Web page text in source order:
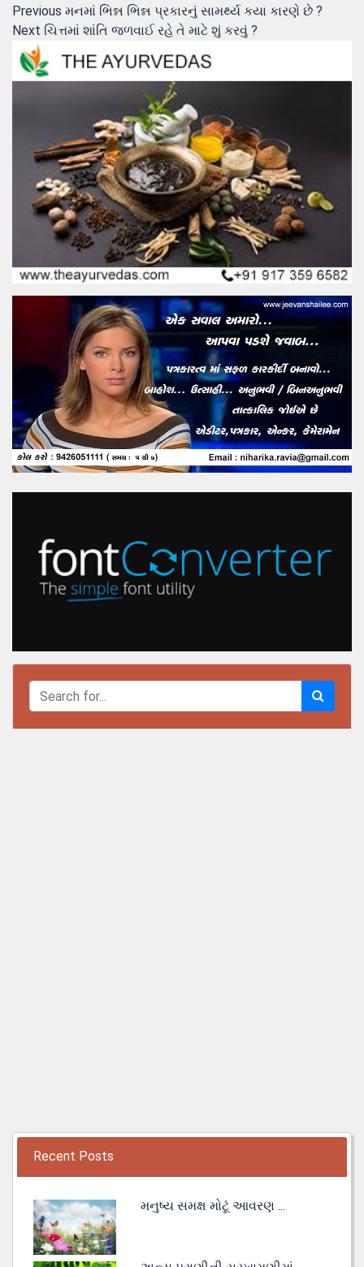
Post
navigation
Previous Previous
post:
મનમાં ભિન્ન ભિન્ન પ્રકારનું સામર્થ્ય કયા કારણે છે ?
Next Next
ચિત્તમાં શાંતિ જળવાઈ રહે તે માટે શું કરવું ?
Recent Posts
મનુષ્ય સમક્ષ મોટૂં આવરણ ...